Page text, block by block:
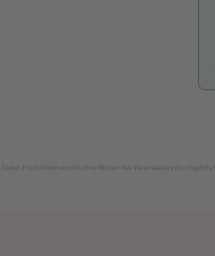
* Dieser Produkttest wurde ohne Wissen des Veranstalters